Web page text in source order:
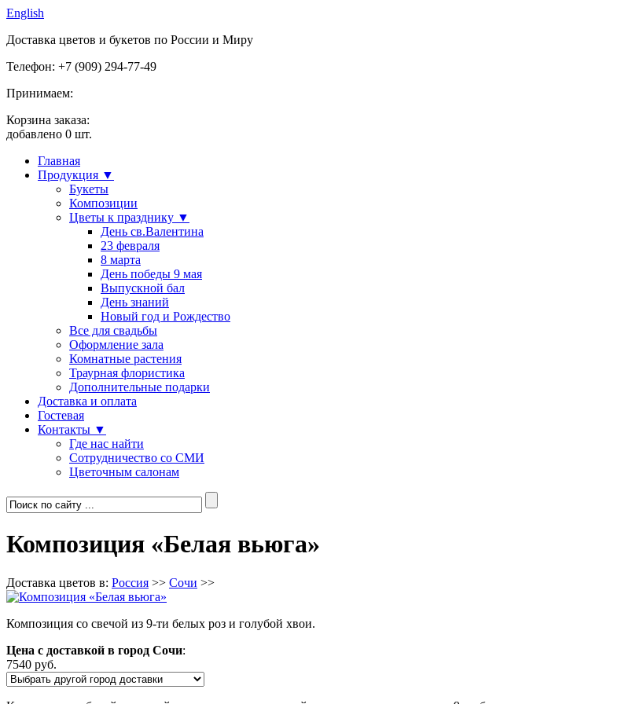
English
Доставка цветов и букетов по России и Миру
Телефон: +7 (909) 294-77-49
Принимаем:
Корзина заказа:
добавлено 0 шт.
Главная
Продукция ▼
Букеты
Композиции
Цветы к празднику ▼
День св.Валентина
23 февраля
8 марта
День победы 9 мая
Выпускной бал
День знаний
Новый год и Рождество
Все для свадьбы
Оформление зала
Комнатные растения
Траурная флористика
Дополнительные подарки
Доставка и оплата
Гостевая
Контакты ▼
Где нас найти
Сотрудничество со СМИ
Цветочным салонам
Композиция «Белая вьюга»
Доставка цветов в: Россия >> Сочи >>
Композиция со свечой из 9-ти белых роз и голубой хвои.
Цена с доставкой в город Сочи:
7540 руб.